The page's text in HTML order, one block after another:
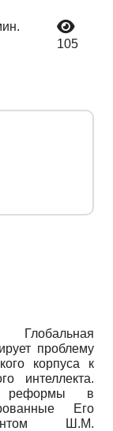
105
Глобальная
проблему
корпуса к
интеллекта.
реформы в
Его
Ш.М.